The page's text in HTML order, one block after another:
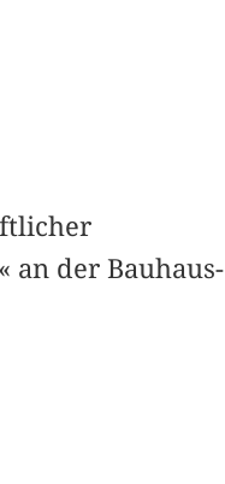
an der Bauhaus-